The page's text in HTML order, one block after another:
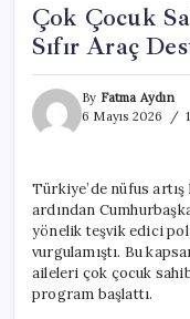
Çok Çocuk
Sıfır Araç
By Fatma Aydın
6 Mayıs 2026
Türkiye’de nüfus
ardından
yönelik teşvik edici
vurgulamıştı. Bu
aileleri çok çocuk
program başlattı.